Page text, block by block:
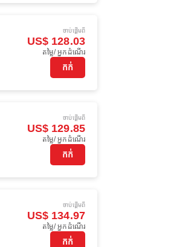
ចាប់ផ្ដើមពី
US$ 128.03
តម្លៃ/ អ្នកដំណើរ
កក់
ចាប់ផ្ដើមពី
US$ 129.85
តម្លៃ/ អ្នកដំណើរ
កក់
ចាប់ផ្ដើមពី
US$ 134.97
តម្លៃ/ អ្នកដំណើរ
កក់